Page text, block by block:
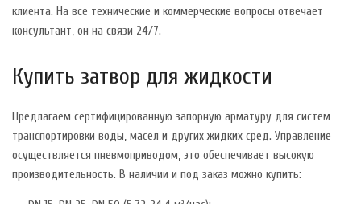
клиента. На все технические и коммерческие вопросы отвечает
консультант, он на связи 24/7.
Купить затвор для жидкости
Предлагаем сертифицированную запорную арматуру для систем
транспортировки воды, масел и других жидких сред. Управление
осуществляется пневмоприводом, это обеспечивает высокую
производительность. В наличии и под заказ можно купить: